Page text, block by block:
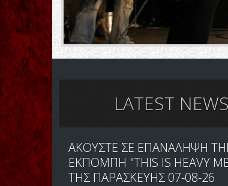
LATEST NEWS
ΑΚΟΥΣΤΕ ΣΕ ΕΠΑΝΑΛΗΨΗ
ΕΚΠΟΜΠΗ "THIS IS HEAVY
ΤΗΣ ΠΑΡΑΣΚΕΥΗΣ 07-08-26